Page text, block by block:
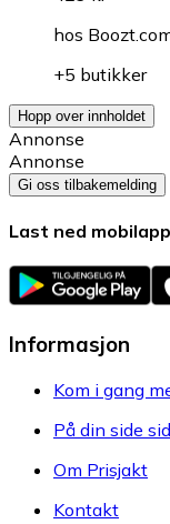
hos
+5 butikker
Hopp over innholdet
Annonse
Annonse
Gi oss tilbakemelding
Last ned
Informasjon
Kom i gang
På din side
Om Prisjakt
Kontakt